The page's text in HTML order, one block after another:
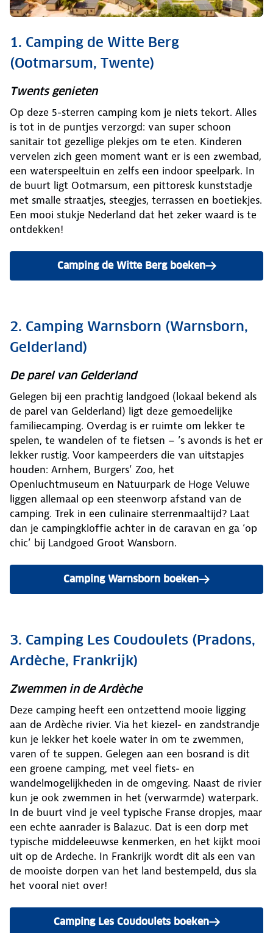
1. Camping de Witte Berg
(Ootmarsum, Twente)
Twents genieten
Op deze 5-sterren camping kom je niets tekort. Alles
is tot in de puntjes verzorgd: van super schoon
sanitair tot gezellige plekjes om te eten. Kinderen
vervelen zich geen moment want er is een zwembad,
een waterspeeltuin en zelfs een indoor speelpark. In
de buurt ligt Ootmarsum, een pittoresk kunststadje
met smalle straatjes, steegjes, terrassen en boetiekjes.
Een mooi stukje Nederland dat het zeker waard is te
ontdekken!
Camping de Witte Berg boeken
2. Camping Warnsborn (Warnsborn,
Gelderland)
De parel van Gelderland
Gelegen bij een prachtig landgoed (lokaal bekend als
de parel van Gelderland) ligt deze gemoedelijke
familiecamping. Overdag is er ruimte om lekker te
spelen, te wandelen of te fietsen – ’s avonds is het er
lekker rustig. Voor kampeerders die van uitstapjes
houden: Arnhem, Burgers’ Zoo, het
Openluchtmuseum en Natuurpark de Hoge Veluwe
liggen allemaal op een steenworp afstand van de
camping. Trek in een culinaire sterrenmaaltijd? Laat
dan je campingkloffie achter in de caravan en ga ‘op
chic’ bij Landgoed Groot Wansborn.
Camping Warnsborn boeken
3. Camping Les Coudoulets (Pradons,
Ardèche, Frankrijk)
Zwemmen in de Ardèche
Deze camping heeft een ontzettend mooie ligging
aan de Ardèche rivier. Via het kiezel- en zandstrandje
kun je lekker het koele water in om te zwemmen,
varen of te suppen. Gelegen aan een bosrand is dit
een groene camping, met veel fiets- en
wandelmogelijkheden in de omgeving. Naast de rivier
kun je ook zwemmen in het (verwarmde) waterpark.
In de buurt vind je veel typische Franse dropjes, maar
een echte aanrader is Balazuc. Dat is een dorp met
typische middeleeuwse kenmerken, en het kijkt mooi
uit op de Ardeche. In Frankrijk wordt dit als een van
de mooiste dorpen van het land bestempeld, dus sla
het vooral niet over!
Camping Les Coudoulets boeken